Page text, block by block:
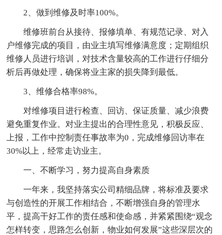
2、做到维修及时率100%。
维修班前台从接待、报修填单、有规范记录、对入
户维修完成的项目，由业主填写维修满意度；定期组织
维修人员进行培训，对技术含量较高的工作进行仔细分
析后再做处理，确保将业主家的损失降到最低。
3、维修合格率98%。
对维修项目进行检查、回访、保证质量、减少浪费
避免重复作业。对业主提出的合理性意见，积极反应、
上报，工作中控制责任事故率为0，完成维修回访率在
30%以上，经常走访业主。
一、不断学习，努力提高自身素质
一年来，我坚持落实公司精细品牌，将标准及要求
与创造性的开展工作相结合，不断增强自身的管理水
平，提高干好工作的责任感和使命感，并紧紧围绕“观念
怎样转变，思路怎么创新，物业如何发展”这些深层次的